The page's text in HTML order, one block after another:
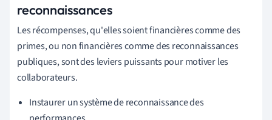
reconnaissances
Les récompenses, qu'elles soient financières comme des
primes, ou non financières comme des reconnaissances
publiques, sont des leviers puissants pour motiver les
collaborateurs.
Instaurer un système de reconnaissance des